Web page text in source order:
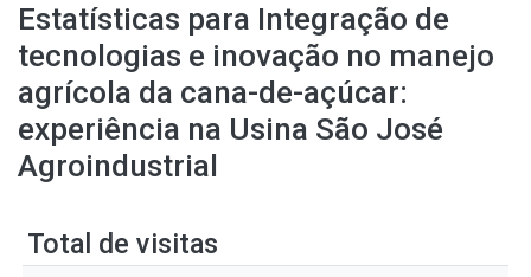
Estatísticas para Integração de
tecnologias e inovação no manejo
agrícola da cana-de-açúcar:
experiência na Usina São José
Agroindustrial
Total de visitas